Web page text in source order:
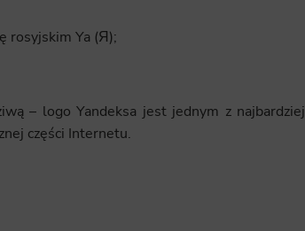
rosyjskim Ya (Я);
– logo Yandeksa jest jednym z najbardziej
części Internetu.